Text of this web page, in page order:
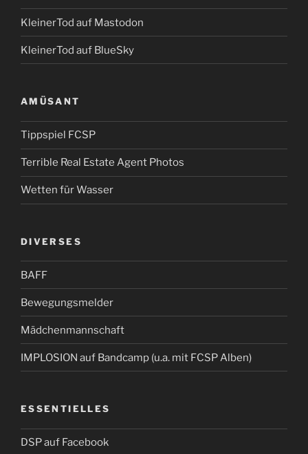
KleinerTod auf Mastodon
KleinerTod auf BlueSky
AMÜSANT
Tippspiel FCSP
Terrible Real Estate Agent Photos
Wetten für Wasser
DIVERSES
BAFF
Bewegungsmelder
Mädchenmannschaft
IMPLOSION auf Bandcamp (u.a. mit FCSP Alben)
ESSENTIELLES
DSP auf Facebook